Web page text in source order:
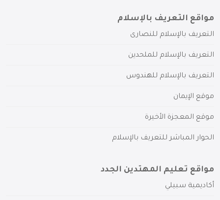
مواقع التعريف بالإسلام
التعريف بالإسلام للنصارى
التعريف بالإسلام للملحدين
التعريف بالإسلام للهندوس
موقع الإيمان
موقع المعجزة الأخيرة
الحوار المباشر للتعريف بالإسلام
مواقع تعليم المهتدين الجدد
أكاديمية سبيلي